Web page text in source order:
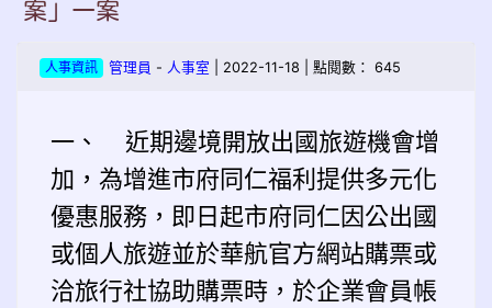
案」一案
人事資訊 管理員 - 人事室 | 2022-11-18 | 點閱數： 645
一、 近期邊境開放出國旅遊機會增
加，為增進市府同仁福利提供多元化
優惠服務，即日起市府同仁因公出國
或個人旅遊並於華航官方網站購票或
洽旅行社協助購票時，於企業會員帳